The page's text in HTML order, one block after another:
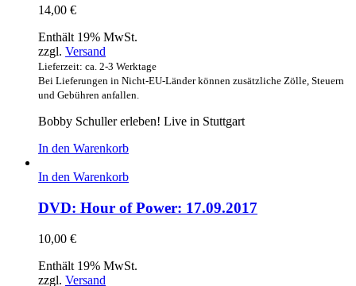
14,00 €
Enthält 19% MwSt.
zzgl. Versand
Lieferzeit: ca. 2-3 Werktage
Bei Lieferungen in Nicht-EU-Länder können zusätzliche Zölle, Steuern
und Gebühren anfallen.
Bobby Schuller erleben! Live in Stuttgart
In den Warenkorb
In den Warenkorb
DVD: Hour of Power: 17.09.2017
10,00 €
Enthält 19% MwSt.
zzgl. Versand